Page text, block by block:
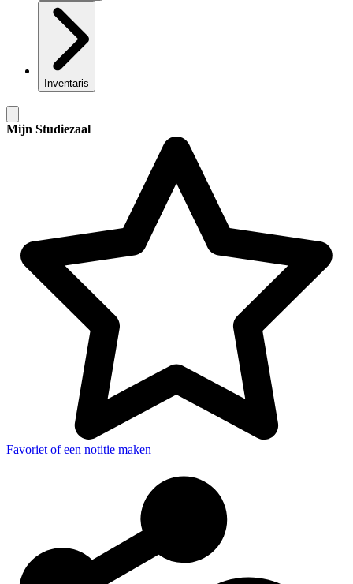
Inventaris
Mijn Studiezaal
Favoriet of een notitie maken